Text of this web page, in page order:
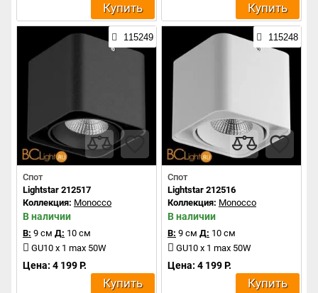
Купить Купить
115249
Спот
Lightstar 212517
Коллекция: Monocco
В наличии
В: 9 см Д: 10 см
GU10 x 1 max 50W
Цена: 4 199 Р.
Купить
115248
Спот
Lightstar 212516
Коллекция: Monocco
В наличии
В: 9 см Д: 10 см
GU10 x 1 max 50W
Цена: 4 199 Р.
Купить